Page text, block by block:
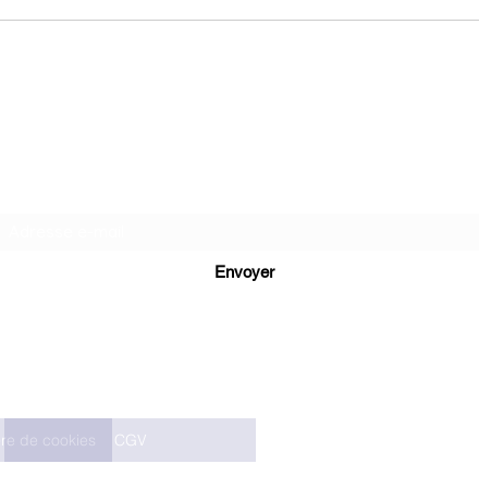
Envoyer
de cookies CGV